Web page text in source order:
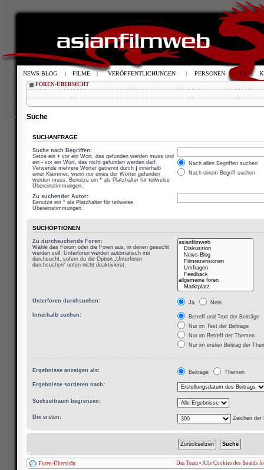
FOREN-ÜBERSICHT
Suche
SUCHANFRAGE
Suche nach Begriffen:
Setze ein + vor ein Wort, das gefunden werden muss und
ein - vor ein Wort, das nicht gefunden werden darf.
Verwende mehrere Wörter getrennt durch
innerhalb
einer Klammer, wenn nur eines der Wörter gefunden
werden muss. Benutze ein * als Platzhalter für teilweise
Übereinstimmungen.
Nach allen Begriffen suchen
Nach einem Begriff suchen
Zu suchender Autor:
Benutze ein * als Platzhalter für teilweise
Übereinstimmungen.
SUCHOPTIONEN
Zu durchsuchende Foren:
Wähle das Forum oder die Foren aus, in denen gesucht
werden soll. Unterforen werden automatisch mit
durchsucht, sofern du die Option „Unterforen
durchsuchen“ unten nicht deaktivierst.
Unterforen durchsuchen: Ja Nein
Innerhalb suchen:
Betreff und Text der Beiträge
Nur im Text der Beiträge
Nur im Betreff der Themen
Nur im ersten Beitrag der
Ergebnisse anzeigen als: Beiträge Themen
Ergebnisse sortieren nach:
Suchzeitraum begrenzen:
Die ersten: Zeichen der
Foren-Übersicht Das Team • Alle Cookies des Boards
NEWS-BLOG | FILME | VERÖFFENTLICHUNGEN | PERSONEN | TV |